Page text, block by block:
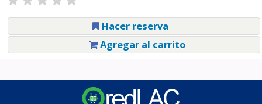
Hacer reserva
Agregar al carrito